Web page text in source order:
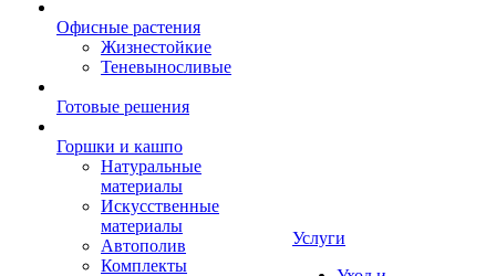
Офисные растения
Жизнестойкие
Теневыносливые
Готовые решения
Горшки и кашпо
Натуральные
материалы
Искусственные
материалы
Автополив
Комплекты
Услуги